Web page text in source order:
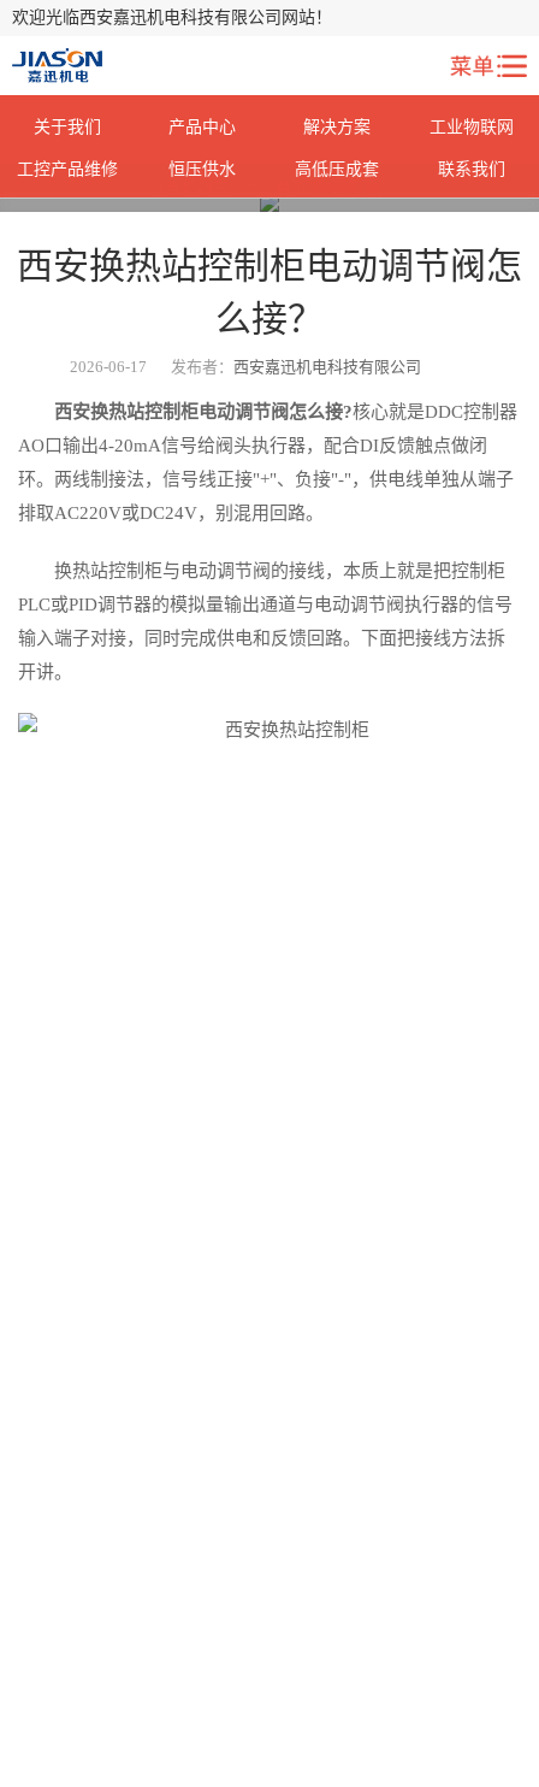
欢迎光临西安嘉迅机电科技有限公司网站！
关于我们 产品中心 解决方案 工业物联网
工控产品维修 恒压供水 高低压成套
联系我们
西安换热站控制柜电动调节阀怎
么接？
2026-06-17 发布者： 西安嘉迅机电科技有限公司
西安换热站控制柜电动调节阀怎么接?核心就是DDC控制器
AO口输出4-20mA信号给阀头执行器，配合DI反馈触点做闭
环。两线制接法，信号线正接"+"、负接"-"，供电线单独从端子
排取AC220V或DC24V，别混用回路。
换热站控制柜与电动调节阀的接线，本质上就是把控制柜
PLC或PID调节器的模拟量输出通道与电动调节阀执行器的信号
输入端子对接，同时完成供电和反馈回路。下面把接线方法拆
开讲。